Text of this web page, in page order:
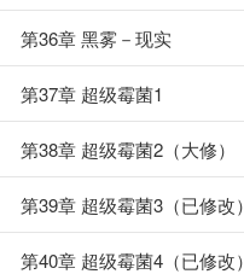
第36章 黑雾－现实
第37章 超级霉菌1
第38章 超级霉菌2（大修）
第39章 超级霉菌3（已修改）
第40章 超级霉菌4（已修改）